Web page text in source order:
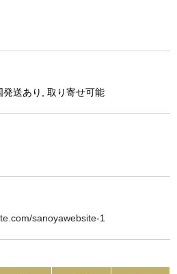
送あり, 取り寄せ可能
sanoyawebsite-1